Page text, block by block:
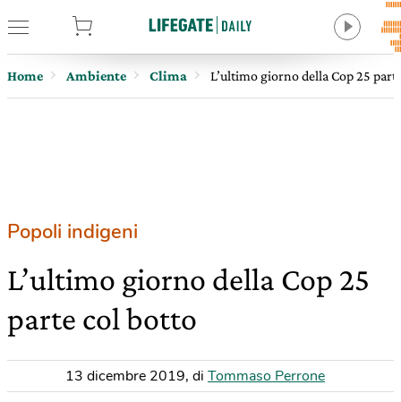
Home Ambiente Clima L’ultimo giorno della Cop 25
Popoli indigeni
L’ultimo giorno della Cop 25
parte col botto
13 dicembre 2019, di Tommaso Perrone